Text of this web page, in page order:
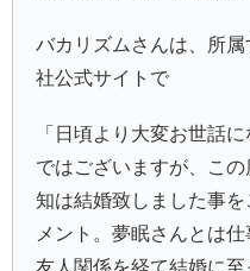
バカリズムさんは、所
社公式サイトで
「日頃より大変お世話
ではございますが、こ
知は結婚致しました事
メント。夢眠さんとは